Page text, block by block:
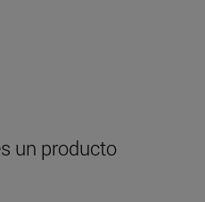
un producto